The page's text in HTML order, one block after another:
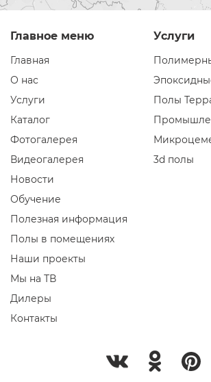
Главное меню
Главная
О нас
Услуги
Каталог
Фотогалерея
Видеогалерея
Новости
Обучение
Полезная информация
Полы в помещениях
Наши проекты
Мы на ТВ
Дилеры
Контакты
Услуги
Полы
3d полы